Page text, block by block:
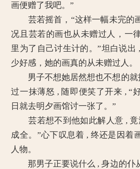
画便赠了我吧。”
芸若摇首，“这样一幅未完的画
况且芸若的画也从未赠过人，一
里为了自己讨生计的。”坦白说出
少好感，她的画真的从未赠过人。
男子不想她居然想也不想的就
过一抹薄怒 , 随即便笑了开来 , “
日就去明夕画馆讨一张了。”
芸若想不到他如此解人意 , 竟
成全。”心下叹息着 , 终还是因着
人物。
那男子正要说什么 , 身边的仆